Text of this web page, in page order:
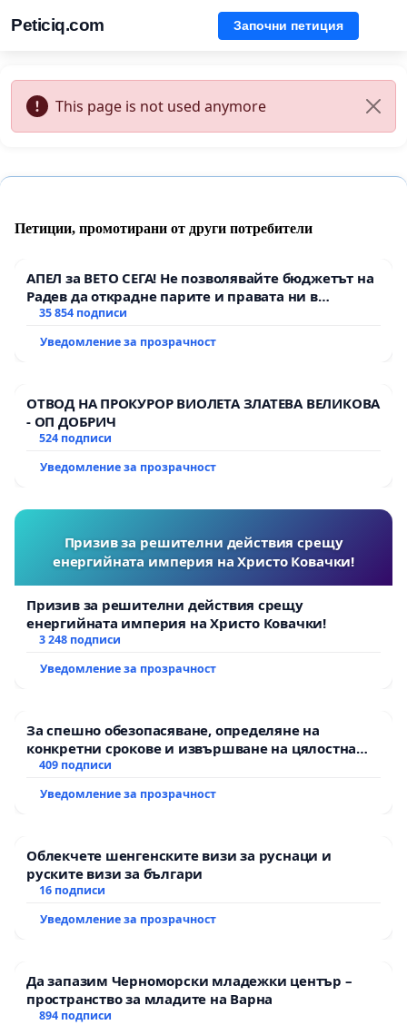
Peticiq.com Започни петиция
This page is not used anymore
Петиции, промотирани от други потребители
АПЕЛ за ВЕТО СЕГА! Не позволявайте бюджетът на
Радев да открадне парите и правата ни в
тъмното
35 854 подписи
Уведомление за прозрачност
ОТВОД НА ПРОКУРОР ВИОЛЕТА ЗЛАТЕВА ВЕЛИКОВА
- ОП ДОБРИЧ
524 подписи
Уведомление за прозрачност
Призив за решителни действия срещу
енергийната империя на Христо Ковачки!
Призив за решителни действия срещу
енергийната империя на Христо Ковачки!
3 248 подписи
Уведомление за прозрачност
За спешно обезопасяване, определяне на
конкретни срокове и извършване на цялостна
рехабилитация на републиканския път между
Мирово - к.к. Момин проход
409 подписи
Уведомление за прозрачност
Облекчете шенгенските визи за руснаци и
руските визи за българи
16 подписи
Уведомление за прозрачност
Да запазим Черноморски младежки център –
пространство за младите на Варна
894 подписи